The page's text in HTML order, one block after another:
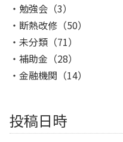
勉強会 （3）
断熱改修 （50）
未分類 （71）
補助金 （28）
金融機関 （14）
投稿日時